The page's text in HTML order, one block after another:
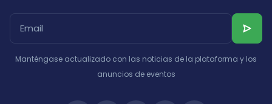
India
Manténgase actualizado con las noticias de la plataforma y los
anuncios de eventos